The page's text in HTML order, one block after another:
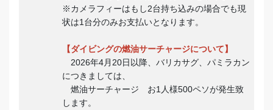
※カメラフィーはもし2台持ち込みの場合でも現
状は1台分のみお支払いとなります。
【ダイビングの燃油サーチャージについて】
2026年4月20日以降、バリカサグ、パミラカン
につきましては、
燃油サーチャージ お1人様500ペソが発生致
します。